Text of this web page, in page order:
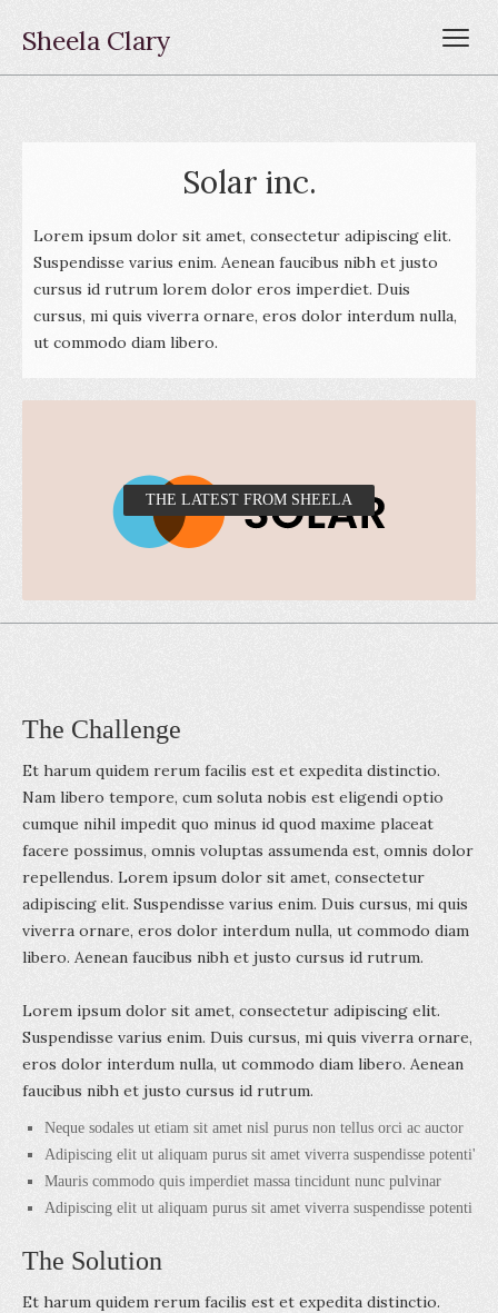
Sheela Clary
Solar inc.
Lorem ipsum dolor sit amet, consectetur adipiscing elit.
Suspendisse varius enim. Aenean faucibus nibh et justo
cursus id rutrum lorem dolor eros imperdiet. Duis
cursus, mi quis viverra ornare, eros dolor interdum nulla,
ut commodo diam libero.
THE LATEST FROM SHEELA
The Challenge
Et harum quidem rerum facilis est et expedita distinctio.
Nam libero tempore, cum soluta nobis est eligendi optio
cumque nihil impedit quo minus id quod maxime placeat
facere possimus, omnis voluptas assumenda est, omnis dolor
repellendus. Lorem ipsum dolor sit amet, consectetur
adipiscing elit. Suspendisse varius enim. Duis cursus, mi quis
viverra ornare, eros dolor interdum nulla, ut commodo diam
libero. Aenean faucibus nibh et justo cursus id rutrum.
Lorem ipsum dolor sit amet, consectetur adipiscing elit.
Suspendisse varius enim. Duis cursus, mi quis viverra ornare,
eros dolor interdum nulla, ut commodo diam libero. Aenean
faucibus nibh et justo cursus id rutrum.
Neque sodales ut etiam sit amet nisl purus non tellus orci ac auctor
Adipiscing elit ut aliquam purus sit amet viverra suspendisse potenti'
Mauris commodo quis imperdiet massa tincidunt nunc pulvinar
Adipiscing elit ut aliquam purus sit amet viverra suspendisse potenti
The Solution
Et harum quidem rerum facilis est et expedita distinctio.